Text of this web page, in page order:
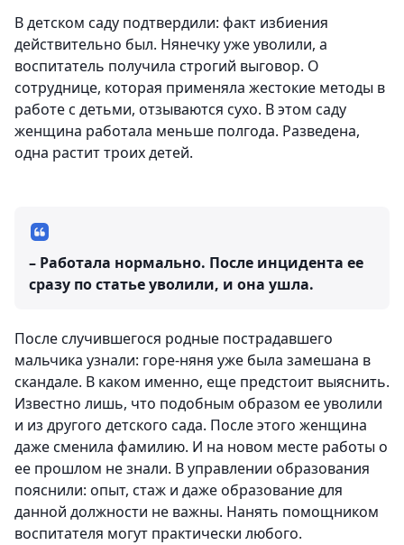
В детском саду подтвердили: факт избиения
действительно был. Нянечку уже уволили, а
воспитатель получила строгий выговор. О
сотруднице, которая применяла жестокие методы в
работе с детьми, отзываются сухо. В этом саду
женщина работала меньше полгода. Разведена,
одна растит троих детей.
– Работала нормально. После инцидента ее
сразу по статье уволили, и она ушла.
После случившегося родные пострадавшего
мальчика узнали: горе-няня уже была замешана в
скандале. В каком именно, еще предстоит выяснить.
Известно лишь, что подобным образом ее уволили
и из другого детского сада. После этого женщина
даже сменила фамилию. И на новом месте работы о
ее прошлом не знали. В управлении образования
пояснили: опыт, стаж и даже образование для
данной должности не важны. Нанять помощником
воспитателя могут практически любого.